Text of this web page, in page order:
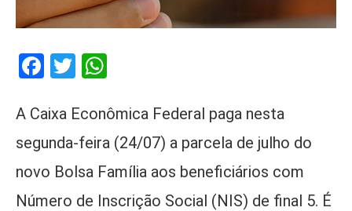
Facebook
Twitter
A Caixa Econômica Federal paga nesta
segunda-feira (24/07) a parcela de julho do
novo Bolsa Família aos beneficiários com
Número de Inscrição Social (NIS) de final 5. É